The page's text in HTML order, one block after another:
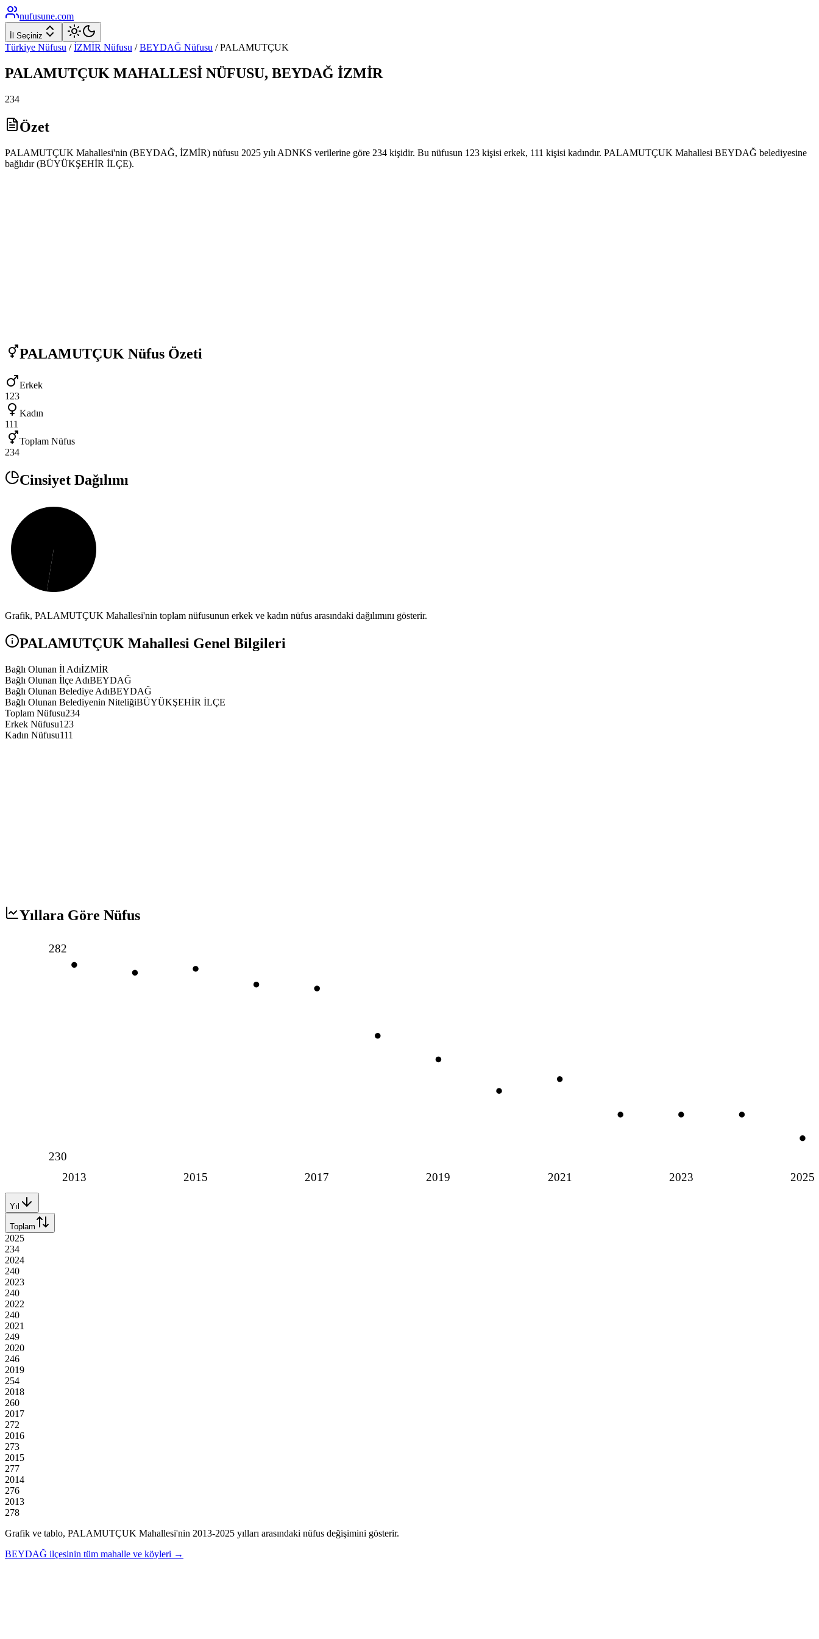
nufusune.com
İl Seçiniz
Türkiye Nüfusu / İZMİR Nüfusu / BEYDAĞ Nüfusu /PALAMUTÇUK
PALAMUTÇUK MAHALLESİ NÜFUSU, BEYDAĞ İZMİR
234
Özet
PALAMUTÇUK Mahallesi'nin (BEYDAĞ, İZMİR) nüfusu 2025 yılı ADNKS verilerine göre 234 kişidir. Bu nüfusun 123 kişisi erkek, 111 kişisi kadındır. PALAMUTÇUK Mahallesi BEYDAĞ belediyesine
bağlıdır (BÜYÜKŞEHİR İLÇE).
PALAMUTÇUK Nüfus Özeti
Erkek
123
Kadın
111
Toplam Nüfus
234
Cinsiyet Dağılımı
Grafik, PALAMUTÇUK Mahallesi'nin toplam nüfusunun erkek ve kadın nüfus arasındaki dağılımını gösterir.
PALAMUTÇUK Mahallesi Genel Bilgileri
Bağlı Olunan İl AdıİZMİR
Bağlı Olunan İlçe AdıBEYDAĞ
Bağlı Olunan Belediye AdıBEYDAĞ
Bağlı Olunan Belediyenin NiteliğiBÜYÜKŞEHİR İLÇE
Toplam Nüfusu234
Erkek Nüfusu123
Kadın Nüfusu111
Yıllara Göre Nüfus
2013 2015 2017 2019 2021 2023 2025
282
230
Yıl
Toplam
2025
234
2024
240
2023
240
2022
240
2021
249
2020
246
2019
254
2018
260
2017
272
2016
273
2015
277
2014
276
2013
278
Grafik ve tablo, PALAMUTÇUK Mahallesi'nin 2013-2025 yılları arasındaki nüfus değişimini gösterir.
BEYDAĞ ilçesinin tüm mahalle ve köyleri →